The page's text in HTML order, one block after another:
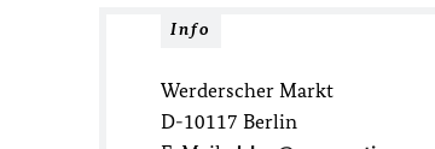
Info
Werderscher Markt
D-10117 Berlin